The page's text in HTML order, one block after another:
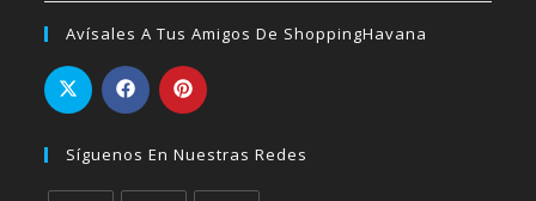
Avísales A Tus Amigos De ShoppingHavana
Síguenos En Nuestras Redes